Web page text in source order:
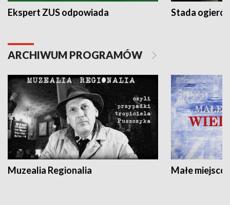
Ekspert ZUS odpowiada Stada
ARCHIWUM PROGRAMÓW
Muzealia Regionalia Małe